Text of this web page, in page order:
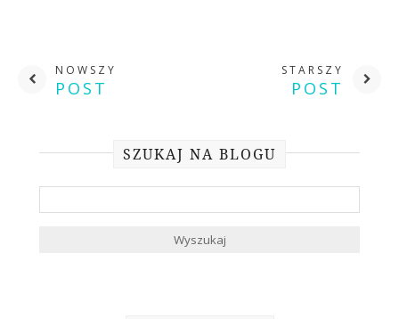
NOWSZY
POST
STARSZY
POST
SZUKAJ NA BLOGU